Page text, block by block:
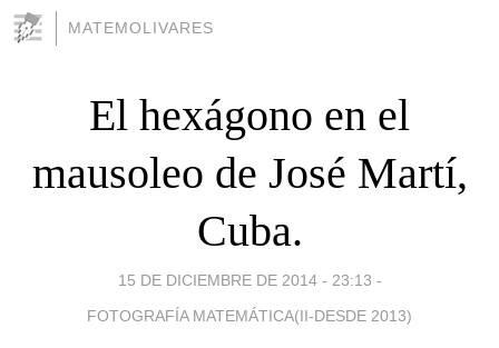
MATEMOLIVARES
El hexágono en el
mausoleo de José Martí,
Cuba.
15 DE DICIEMBRE DE 2014 - 23:13 -
FOTOGRAFÍA MATEMÁTICA(II-DESDE 2013)